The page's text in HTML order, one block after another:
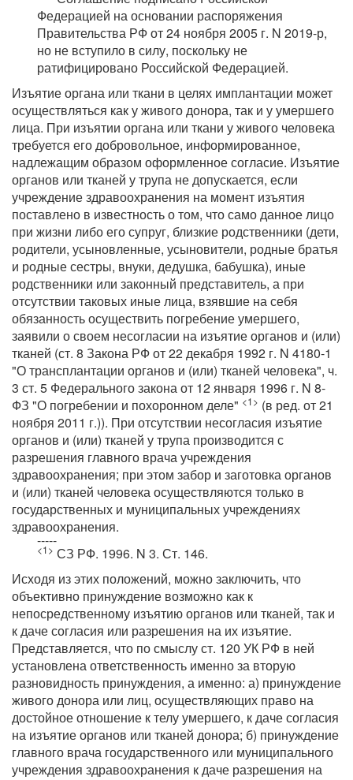
Федерацией на основании распоряжения
Правительства РФ от 24 ноября 2005 г. N 2019-р,
но не вступило в силу, поскольку не
ратифицировано Российской Федерацией.
Изъятие органа или ткани в целях имплантации может
осуществляться как у живого донора, так и у умершего
лица. При изъятии органа или ткани у живого человека
требуется его добровольное, информированное,
надлежащим образом оформленное согласие. Изъятие
органов или тканей у трупа не допускается, если
учреждение здравоохранения на момент изъятия
поставлено в известность о том, что само данное лицо
при жизни либо его супруг, близкие родственники (дети,
родители, усыновленные, усыновители, родные братья
и родные сестры, внуки, дедушка, бабушка), иные
родственники или законный представитель, а при
отсутствии таковых иные лица, взявшие на себя
обязанность осуществить погребение умершего,
заявили о своем несогласии на изъятие органов и (или)
тканей (ст. 8 Закона РФ от 22 декабря 1992 г. N 4180-1
"О трансплантации органов и (или) тканей человека", ч.
3 ст. 5 Федерального закона от 12 января 1996 г. N 8-
ФЗ "О погребении и похоронном деле" <1> (в ред. от 21
ноября 2011 г.)). При отсутствии несогласия изъятие
органов и (или) тканей у трупа производится с
разрешения главного врача учреждения
здравоохранения; при этом забор и заготовка органов
и (или) тканей человека осуществляются только в
государственных и муниципальных учреждениях
здравоохранения.
-----
<1> СЗ РФ. 1996. N 3. Ст. 146.
Исходя из этих положений, можно заключить, что
объективно принуждение возможно как к
непосредственному изъятию органов или тканей, так и
к даче согласия или разрешения на их изъятие.
Представляется, что по смыслу ст. 120 УК РФ в ней
установлена ответственность именно за вторую
разновидность принуждения, а именно: а) принуждение
живого донора или лиц, осуществляющих право на
достойное отношение к телу умершего, к даче согласия
на изъятие органов или тканей донора; б) принуждение
главного врача государственного или муниципального
учреждения здравоохранения к даче разрешения на